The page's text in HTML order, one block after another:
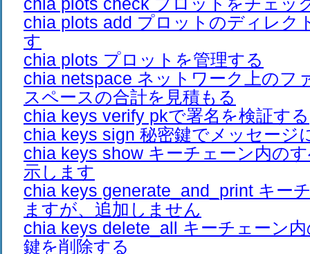
chia plots add プロットのディレク
す
chia plots プロットを管理する
chia netspace ネットワーク上のフ
スペースの合計を見積もる
chia keys verify pkで署名を検証する
chia keys sign 秘密鍵でメッセージ
chia keys show キーチェーン内の
示します
chia keys generate_and_print キー
ますが、追加しません
chia keys delete_all キーチェーン
鍵を削除する